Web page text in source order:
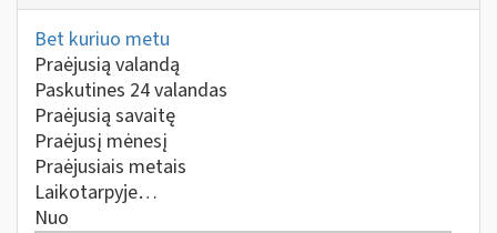
Bet kuriuo metu
Praėjusią valandą
Paskutines 24 valandas
Praėjusią savaitę
Praėjusį mėnesį
Praėjusiais metais
Laikotarpyje…
Nuo